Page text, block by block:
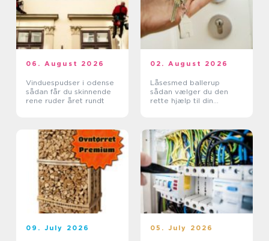
06. August 2026
Vinduespudser i odense
sådan får du skinnende
rene ruder året rundt
02. August 2026
Låsesmed ballerup
sådan vælger du den
rette hjælp til din
09. July 2026 05. July 2026